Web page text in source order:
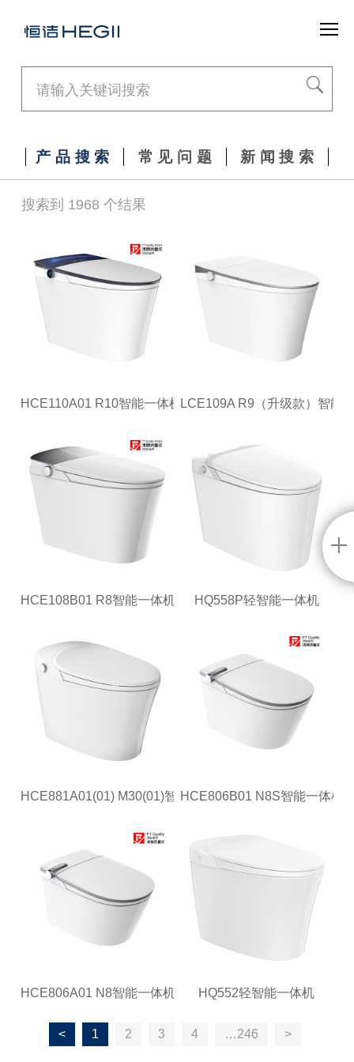
产品搜索 常见问题 新闻搜索
搜索到 1968 个结果
HCE110A01 R10智能一体机 LCE109A R9（升级款）智能
HCE108B01 R8智能一体机 HQ558P轻智能一体机
HCE881A01(01) M30(01)智能一体机HCE806B01 N8S智能一体机
HCE806A01 N8智能一体机 HQ552轻智能一体机
< 1 2 3 4 …246 >